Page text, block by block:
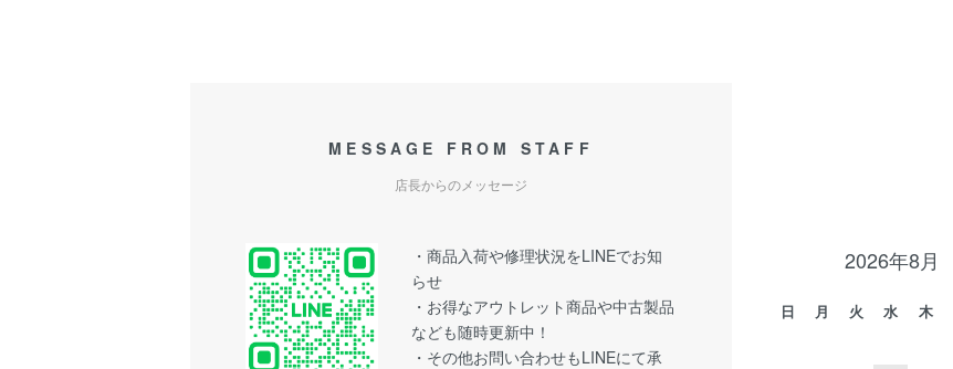
MESSAGE FROM STAFF
店長からのメッセージ
・商品入荷や修理状況をLINEでお知
らせ
・お得なアウトレット商品や中古製品
なども随時更新中！
・その他お問い合わせもLINEにて承
2026年8月
日 月 火 水 木